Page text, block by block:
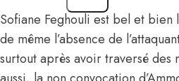
Sofiane Feghouli est bel et
de même l’absence de
surtout après avoir traversé des